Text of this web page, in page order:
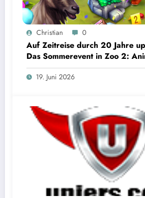
Christian 0
Auf Zeitreise durch 20 Jahre
Das Sommerevent in Zoo 2:
19. Juni 2026